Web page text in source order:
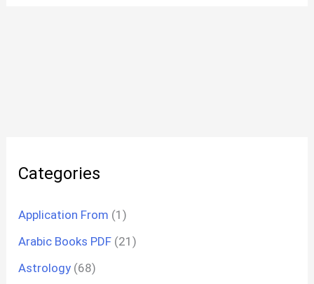
Categories
Application From (1)
Arabic Books PDF (21)
Astrology (68)